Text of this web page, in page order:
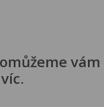
vám